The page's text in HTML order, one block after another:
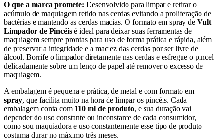
O que a marca promete: Desenvolvido para limpar e retirar o
acúmulo de maquiagem retido nas cerdas evitando a proliferação de
bactérias e mantendo as cerdas macias. O formato em spray de Vult
Limpador de Pincéis é ideal para deixar suas ferramentas de
maquiagem sempre prontas para uso de forma prática e rápida, além
de preservar a integridade e a maciez das cerdas por ser livre de
álcool. Borrife o limpador diretamente nas cerdas e esfregue o pincel
delicadamente sobre um lenço de papel até remover o excesso de
maquiagem.
A embalagem é pequena e prática, de metal e com formato em
spray, que facilita muito na hora de limpar os pincéis. Cada
embalagem conta com 110 ml de produto, e sua duração vai
depender do uso constante ou inconstante de cada consumidor,
como sou maquiadora e uso constantemente esse tipo de produto
costuma durar no máximo três meses.